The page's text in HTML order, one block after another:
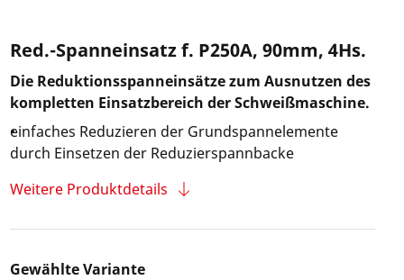
Red.-Spanneinsatz f. P250A, 90mm, 4Hs.
Die Reduktionsspanneinsätze zum Ausnutzen des
kompletten Einsatzbereich der Schweißmaschine.
einfaches Reduzieren der Grundspannelemente
durch Einsetzen der Reduzierspannbacke
Weitere Produktdetails
Gewählte Variante